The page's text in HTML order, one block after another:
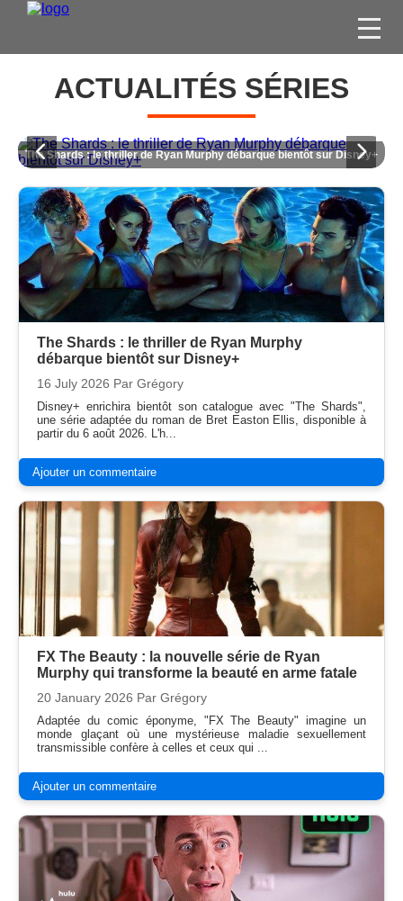
FILMS
SÉRIES
DVD / BLU-RAY / SVOD
JEUX VIDÉO
CONCOURS
DIVERS
ESPACE
MEMBRE
ACTUALITÉS SÉRIES
FX The Beauty : la nouvelle série de Ryan Murphy qui transforme la
beauté en arme fatale
The Shards : le thriller de Ryan Murphy
débarque bientôt sur Disney+
16 July 2026 Par Grégory
Disney+ enrichira bientôt son catalogue avec "The Shards",
une série adaptée du roman de Bret Easton Ellis, disponible à
partir du 6 août 2026. L'h...
Ajouter un commentaire
FX The Beauty : la nouvelle série de Ryan
Murphy qui transforme la beauté en arme fatale
20 January 2026 Par Grégory
Adaptée du comic éponyme, "FX The Beauty" imagine un
monde glaçant où une mystérieuse maladie sexuellement
transmissible confère à celles et ceux qui ...
Ajouter un commentaire